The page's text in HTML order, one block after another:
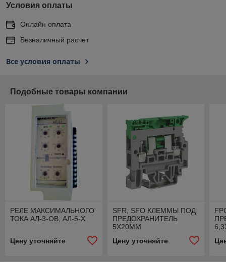
Условия оплаты
Онлайн оплата
Безналичный расчет
Все условия оплаты
Подобные товары компании
РЕЛЕ МАКСИМАЛЬНОГО
ТОКА АЛ-3-ОВ, АЛ-5-Х
Цену уточняйте
SFR, SFO КЛЕММЫ ПОД
ПРЕДОХРАНИТЕЛЬ
5Х20ММ
Цену уточняйте